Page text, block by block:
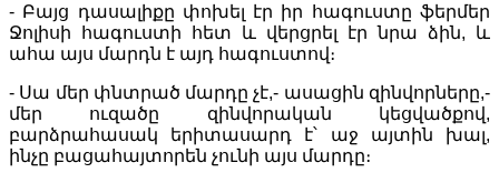
- Բայց դասալիքը փոխել էր իր հագուստը ֆերմեր
Ջոլիսի հագուստի հետ և վերցրել էր նրա ձին, և
ահա այս մարդն է այդ հագուստով։
- Սա մեր փնտրած մարդը չէ,- ասացին զինվորները,-
մեր ուզածը զինվորական կեցվածքով,
բարձրահասակ երիտասարդ է՝ աջ այտին խալ,
ինչը բացահայտորեն չունի այս մարդը։